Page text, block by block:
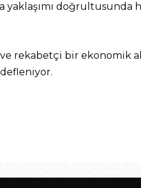
doğrultusunda
rekabetçi bir ekonomik